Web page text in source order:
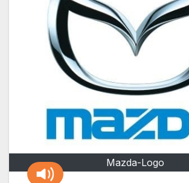
Mazda-Logo